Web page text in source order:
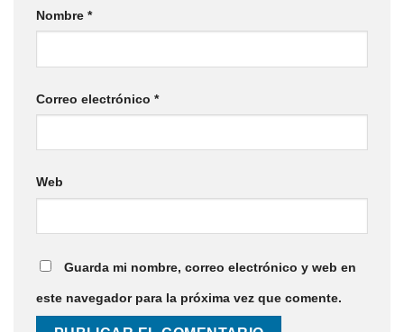
Nombre *
Correo electrónico *
Web
Guarda mi nombre, correo electrónico y web en
este navegador para la próxima vez que comente.